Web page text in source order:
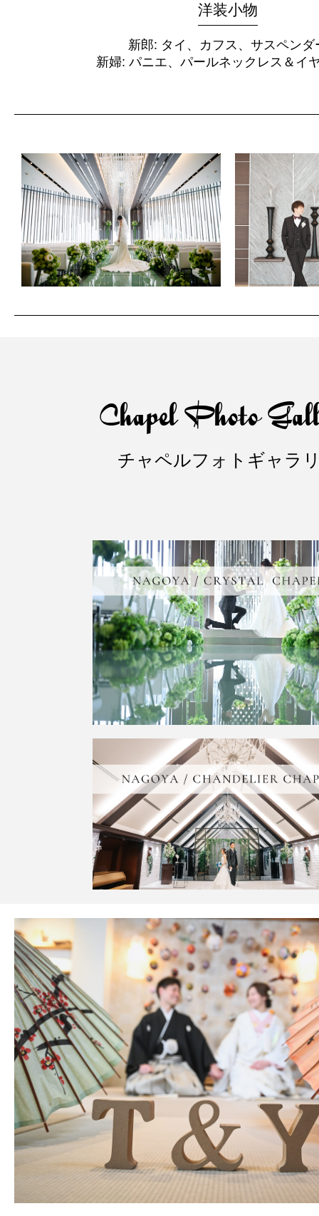
洋装小物
新郎: タイ、カフス、サスペンダ
新婦: パニエ、パールネックレス＆イ
Chapel Photo
チャペルフォトギャラ